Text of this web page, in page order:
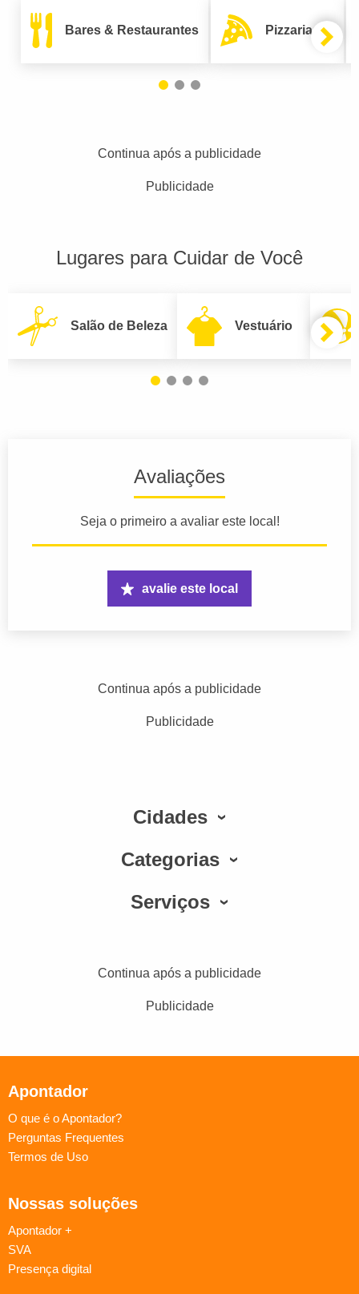
Bares & Restaurantes Pizzarias
Continua após a publicidade
Publicidade
Lugares para Cuidar de Você
Salão de Beleza Vestuário
Avaliações
Seja o primeiro a avaliar este local!
avalie este local
Continua após a publicidade
Publicidade
Cidades
Categorias
Serviços
Continua após a publicidade
Publicidade
Apontador
O que é o Apontador?
Perguntas Frequentes
Termos de Uso
Nossas soluções
Apontador +
SVA
Presença digital